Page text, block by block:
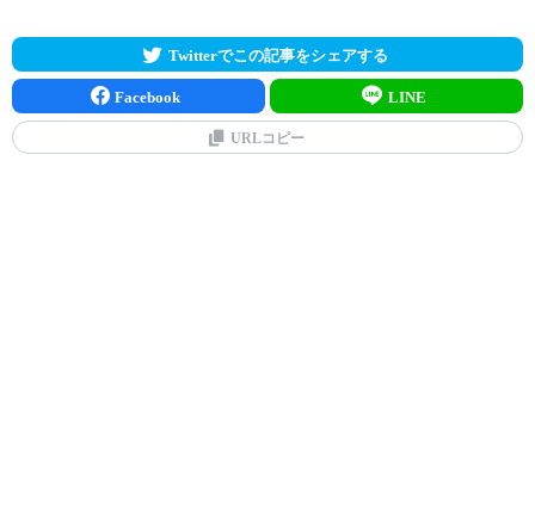
Twitterでこの記事をシェアする
Facebook LINE
URLコピー